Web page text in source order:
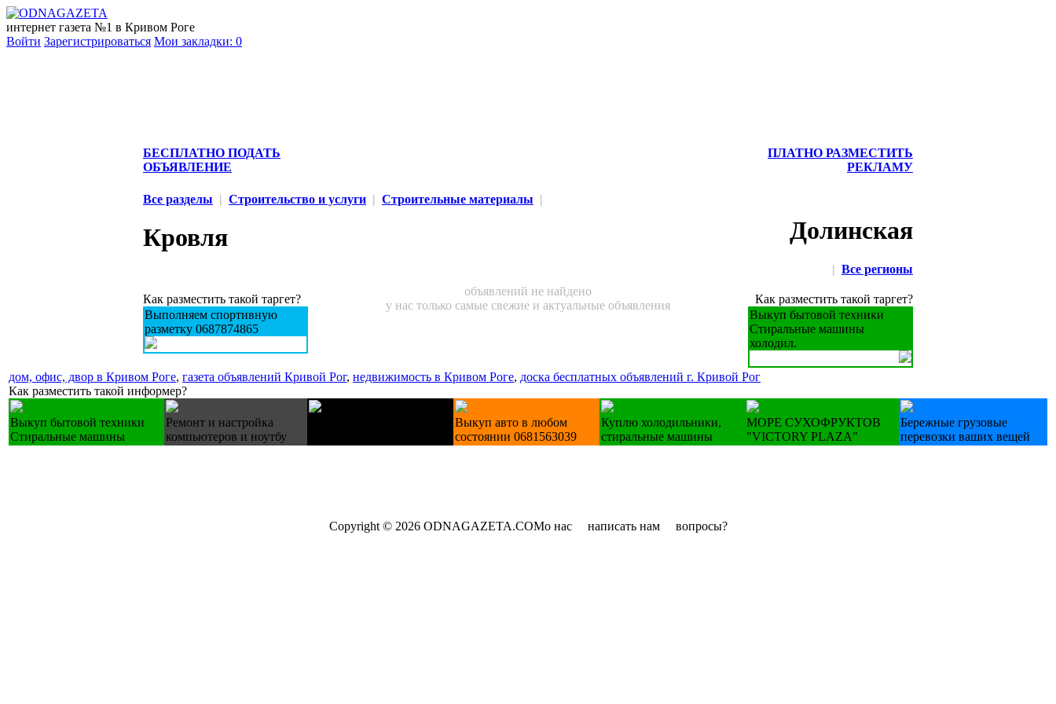
интернет газета №1 в Кривом Роге
Войти Зарегистрироваться Мои закладки: 0
БЕСПЛАТНО ПОДАТЬ
ОБЪЯВЛЕНИЕ
ПЛАТНО РАЗМЕСТИТЬ
РЕКЛАМУ
Все разделы | Строительство и услуги | Строительные материалы |
Кровля Долинская
| Все регионы
Как разместить такой таргет?
Выполняем спортивную
разметку 0687874865
объявлений не найдено
у нас только самые свежие и актуальные объявления
Как разместить такой таргет?
Выкуп бытовой техники
Стиральные машины
холодил.
дом, офис, двор в Кривом Роге, газета объявлений Кривой Рог, недвижимость в Кривом Роге, доска бесплатных объявлений г. Кривой Рог
Как разместить такой информер?
Выкуп бытовой техники
Стиральные машины
Ремонт и настройка
компьютеров и ноутбу
Выкуп авто в любом
состоянии 0681563039
Куплю холодильники,
стиральные машины
МОРЕ СУХОФРУКТОВ
"VICTORY PLAZA"
Бережные грузовые
перевозки ваших вещей
Copyright © 2026 ODNAGAZETA.COMо нас написать нам вопросы?